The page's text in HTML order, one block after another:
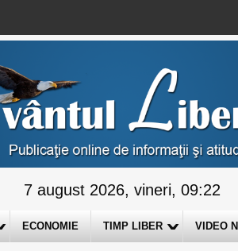
7 august 2026, vineri, 09:22
ECONOMIE TIMP LIBER VIDEO